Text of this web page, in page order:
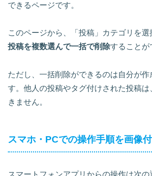
できるページです。
このページから、「投稿」カテゴリを選
投稿を複数選んで一括で削除することが
ただし、 一括削除ができるのは自分が作
す。他人の投稿やタグ付けされた投稿
きません。
スマホ・PCでの操作手順を画像
スマートフォンアプリからの操作は次の